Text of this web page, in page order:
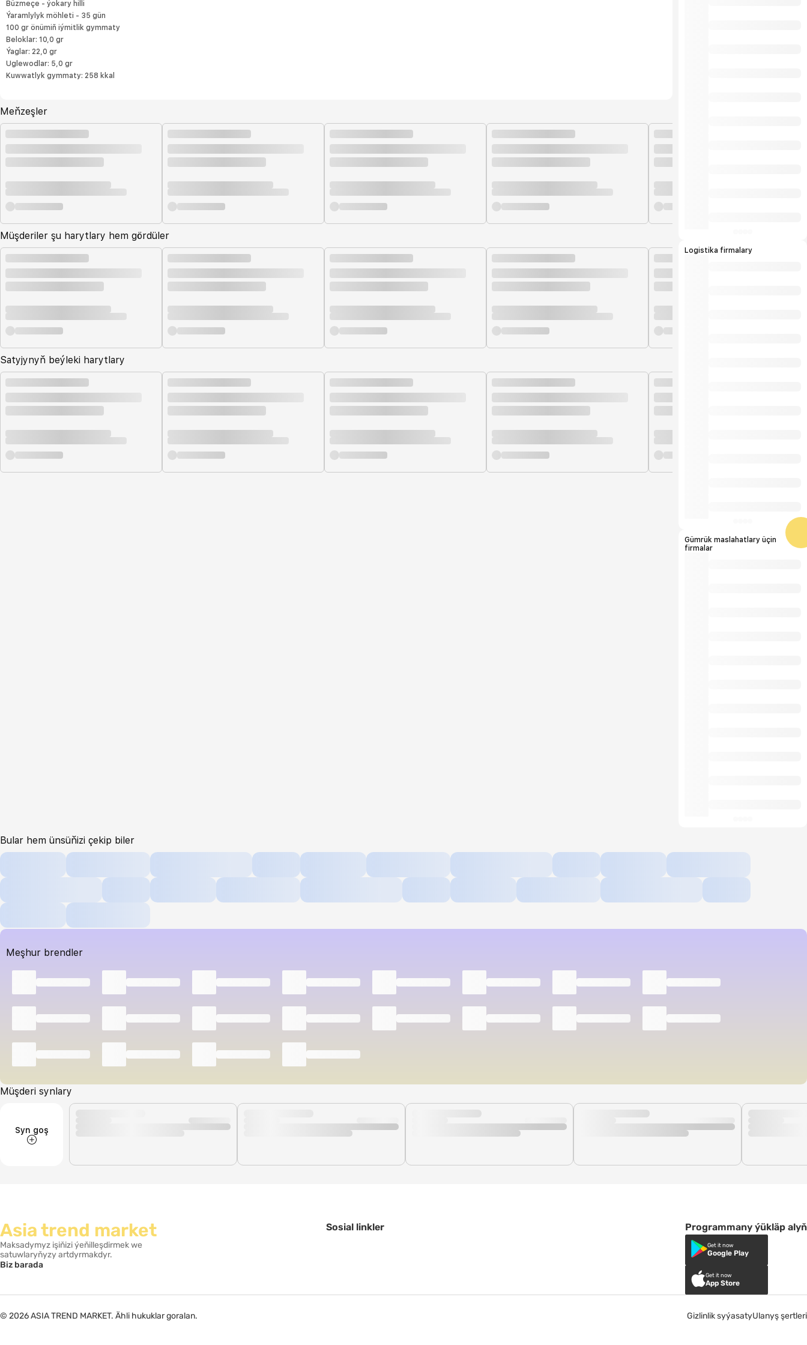
Büzmeçe - ýokary hilli
Ýaramlylyk möhleti - 35 gün
100 gr önümiň iýmitlik gymmaty
Beloklar: 10,0 gr
Ýaglar: 22,0 gr
Uglewodlar: 5,0 gr
Kuwwatlyk gymmaty: 258 kkal
Meňzeşler
Müşderiler şu harytlary hem gördüler
Satyjynyň beýleki harytlary
Logistika firmalary
Gümrük maslahatlary üçin
firmalar
Bular hem ünsüňizi çekip biler
Meşhur brendler
Müşderi synlary
Syn goş
Asia trend market
Maksadymyz işiňizi ýeňilleşdirmek we
satuwlaryňyzy artdyrmakdyr.
Biz barada
Sosial linkler Programmany ýükläp alyň
Get it now
Google Play
Get it now
App Store
© 2026 ASIA TREND MARKET. Ähli hukuklar goralan. Gizlinlik syýasatyUlanyş şertleri